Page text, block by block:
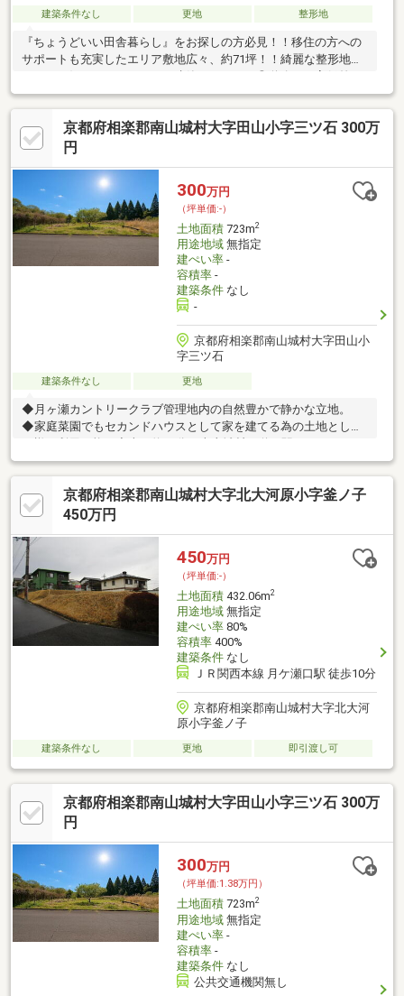
建築条件なし 更地 整形地
『ちょうどいい田舎暮らし』をお探しの方必見！！移住の方への
サポートも充実したエリア敷地広々、約71坪！！綺麗な整形地に
ほとんどなく、間口が広々とした土地です♪♪京都・三重・奈良・
そして滋賀へのアクセスが便利な立地、『月ヶ瀬ニュータウ
ン』。綺麗に整備された道路と、豊かな自然が魅力の住環境。田
舎暮らしや別荘暮らしにオススメの立地です。もちろん、子育て
り、車がなくても生活ができます。道の駅が近く、毎日のお買い
物も困りませんね◎山が近く、緑豊かで閑静な住宅地内、綺麗な
街並みです。
京都府相楽郡南山城村大字田山小字三ツ石 300万
円
300万円
（坪単価:-）
土地面積723m2
用途地域無指定
建ぺい率-
容積率-
建築条件なし
-
京都府相楽郡南山城村大字田山小
字三ツ石
建築条件なし 更地
◆月ヶ瀬カントリークラブ管理地内の自然豊かで静かな立地。
◆家庭菜園でもセカンドハウスとして家を建てる為の土地として
能 ◆ゴルフ好きにも◎
京都府相楽郡南山城村大字北大河原小字釜ノ子
450万円
450万円
（坪単価:-）
土地面積432.06m2
用途地域無指定
建ぺい率80%
容積率400%
建築条件なし
ＪＲ関西本線 月ケ瀬口駅 徒歩10分
京都府相楽郡南山城村大字北大河
原小字釜ノ子
建築条件なし 更地 即引渡し可
京都府相楽郡南山城村大字田山小字三ツ石 300万
円
300万円
（坪単価:1.38万円）
土地面積723m2
用途地域無指定
建ぺい率-
容積率-
建築条件なし
公共交通機関無し